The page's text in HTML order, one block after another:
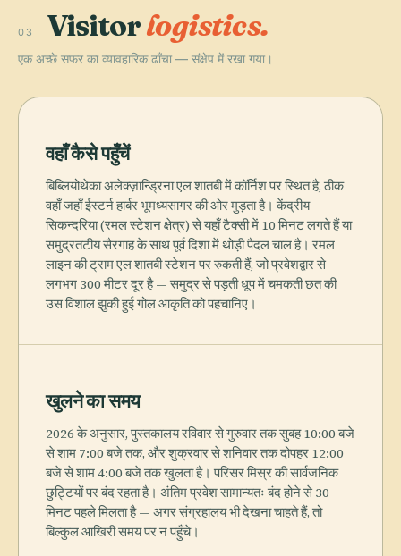
03 Visitorlogistics.
एक अच्छे सफर का व्यावहारिक ढाँचा — संक्षेप में रखा गया।
वहाँ कैसे पहुँचें
बिब्लियोथेका अलेक्ज़ान्ड्रिना एल शातबी में कॉर्निश पर स्थित है, ठीक
वहाँ जहाँ ईस्टर्न हार्बर भूमध्यसागर की ओर मुड़ता है। केंद्रीय
सिकन्दरिया (रमल स्टेशन क्षेत्र) से यहाँ टैक्सी में 10 मिनट लगते हैं या
समुद्रतटीय सैरगाह के साथ पूर्व दिशा में थोड़ी पैदल चाल है। रमल
लाइन की ट्राम एल शातबी स्टेशन पर रुकती हैं, जो प्रवेशद्वार से
लगभग 300 मीटर दूर है — समुद्र से पड़ती धूप में चमकती छत की
उस विशाल झुकी हुई गोल आकृति को पहचानिए।
खुलने का समय
2026 के अनुसार, पुस्तकालय रविवार से गुरुवार तक सुबह 10:00 बजे
से शाम 7:00 बजे तक, और शुक्रवार से शनिवार तक दोपहर 12:00
बजे से शाम 4:00 बजे तक खुलता है। परिसर मिस्र की सार्वजनिक
छुट्टियों पर बंद रहता है। अंतिम प्रवेश सामान्यतः बंद होने से 30
मिनट पहले मिलता है — अगर संग्रहालय भी देखना चाहते हैं, तो
बिल्कुल आखिरी समय पर न पहुँचे।